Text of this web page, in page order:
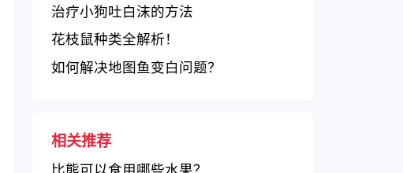
质量卓越，创新学习环境引人注目
治疗小狗吐白沫的方法
花枝鼠种类全解析！
如何解决地图鱼变白问题？
相关推荐
比熊可以食用哪些水果？